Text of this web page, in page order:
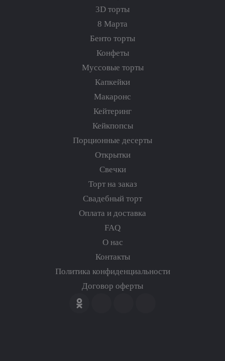
3D торты
8 Марта
Бенто торты
Конфеты
Муссовые торты
Капкейки
Макаронс
Кейтеринг
Кейкпопсы
Порционные десерты
Открытки
Свечки
Торт на заказ
Свадебный торт
Оплата и доставка
FAQ
О нас
Контакты
Политика конфиденциальности
Договор оферты